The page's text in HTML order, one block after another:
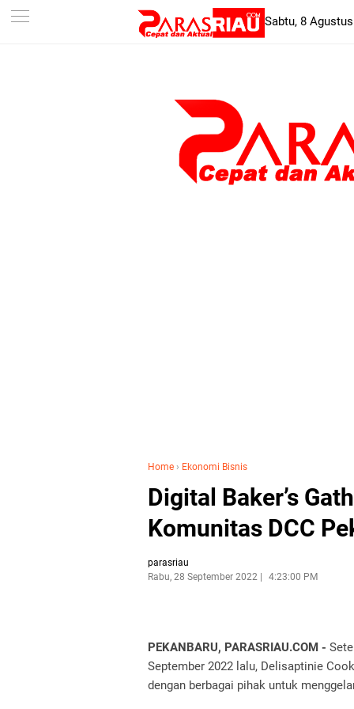
-->
Sabtu, 8
Home › Ekonomi Bisnis
Digital Baker’s
Komunitas DCC
parasriau
Rabu, 28 September 2022
4:23:00 PM
PEKANBARU, PARASRIAU.COM -
September 2022 lalu, Delisaptinie
dengan berbagai pihak untuk